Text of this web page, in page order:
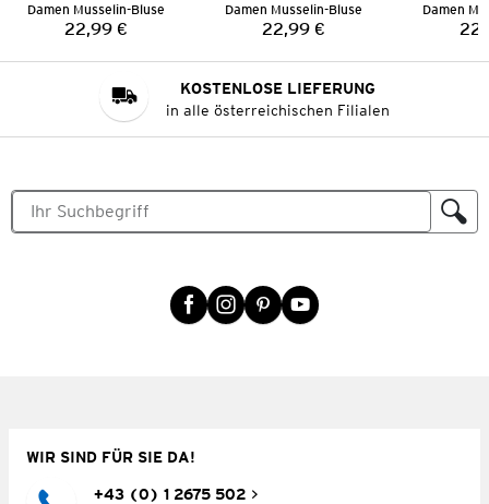
Damen Musselin-Bluse
Preis:
22,99 €
Damen Musselin-Bluse
Preis:
22,99 €
Damen
KOSTENLOSE LIEFERUNG
in alle österreichischen Filialen
WIR SIND FÜR SIE DA!
+43 (0) 1 2675 502